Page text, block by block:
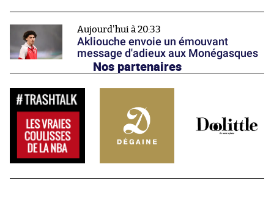
Aujourd'hui à 20:33
Akliouche envoie un émouvant
message d'adieux aux Monégasques
Nos partenaires